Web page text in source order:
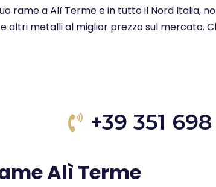
rame a Alì Terme e in tutto il Nord Italia,
altri metalli al miglior prezzo sul mercato.
+39 351
Alì Terme